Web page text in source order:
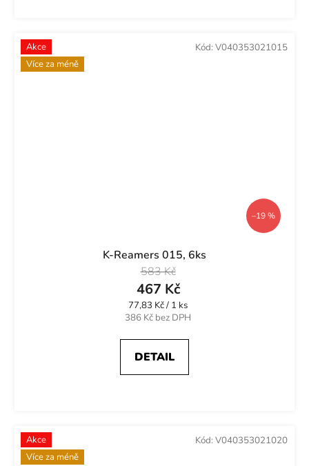
Akce
Více za méně
–19 %
K-Reamers 015, 6ks
386 Kč bez DPH
467 Kč
583 Kč
Měrná
cena:
77,83 Kč / 1 ks
DETAIL
Kód: V040353021015
Akce
Více za méně
Kód: V040353021020